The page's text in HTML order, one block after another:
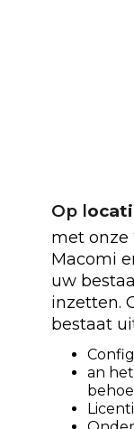
Op l
met onze
Macomi
uw
inzetten.
bestaat
an